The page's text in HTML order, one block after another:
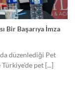
Bir Başarıya İmza
düzenlediği Pet
pet [...]